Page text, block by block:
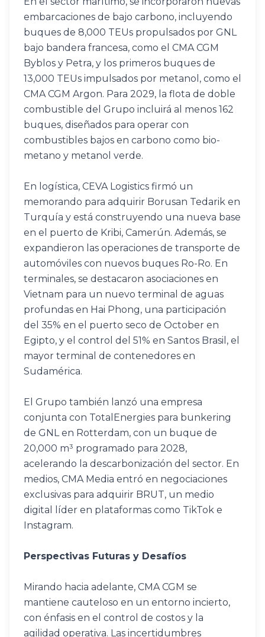
embarcaciones de bajo carbono, incluyendo
buques de 8,000 TEUs propulsados por GNL
bajo bandera francesa, como el CMA CGM
Byblos y Petra, y los primeros buques de
13,000 TEUs impulsados por metanol, como el
CMA CGM Argon. Para 2029, la flota de doble
combustible del Grupo incluirá al menos 162
buques, diseñados para operar con
combustibles bajos en carbono como bio-
metano y metanol verde.
En logística, CEVA Logistics firmó un
memorando para adquirir Borusan Tedarik en
Turquía y está construyendo una nueva base
en el puerto de Kribi, Camerún. Además, se
expandieron las operaciones de transporte de
automóviles con nuevos buques Ro-Ro. En
terminales, se destacaron asociaciones en
Vietnam para un nuevo terminal de aguas
profundas en Hai Phong, una participación
del 35% en el puerto seco de October en
Egipto, y el control del 51% en Santos Brasil, el
mayor terminal de contenedores en
Sudamérica.
El Grupo también lanzó una empresa
conjunta con TotalEnergies para bunkering
de GNL en Rotterdam, con un buque de
20,000 m³ programado para 2028,
acelerando la descarbonización del sector. En
medios, CMA Media entró en negociaciones
exclusivas para adquirir BRUT, un medio
digital líder en plataformas como TikTok e
Instagram.
Perspectivas Futuras y Desafíos
Mirando hacia adelante, CMA CGM se
mantiene cauteloso en un entorno incierto,
con énfasis en el control de costos y la
agilidad operativa. Las incertidumbres